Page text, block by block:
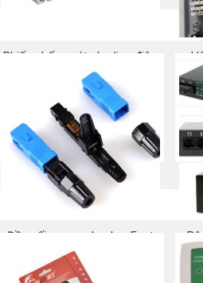
Phiến chống sét cho line điện
thoại 10 đôi
Mua ngay
Đầu nối quang nhanh – Fast
Connector SC/APC
Mua ngay